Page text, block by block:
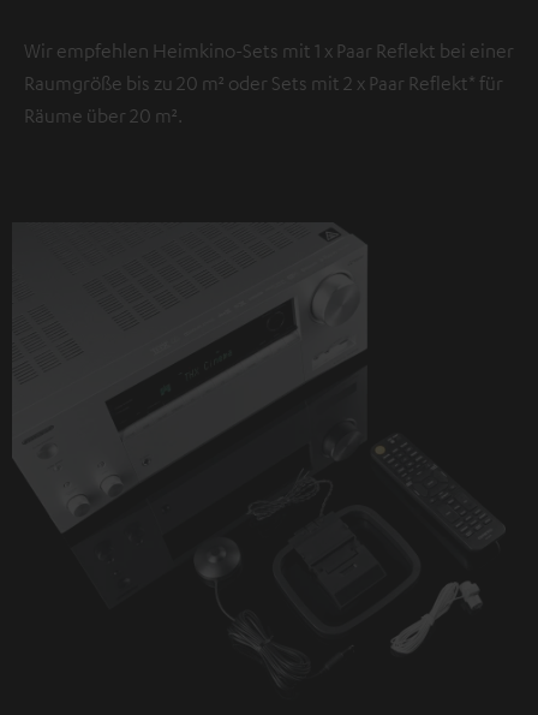
Wir empfehlen Heimkino-Sets mit 1 x Paar Reflekt bei einer
Raumgröße bis zu 20 m² oder Sets mit 2 x Paar Reflekt* für
Räume über 20 m².